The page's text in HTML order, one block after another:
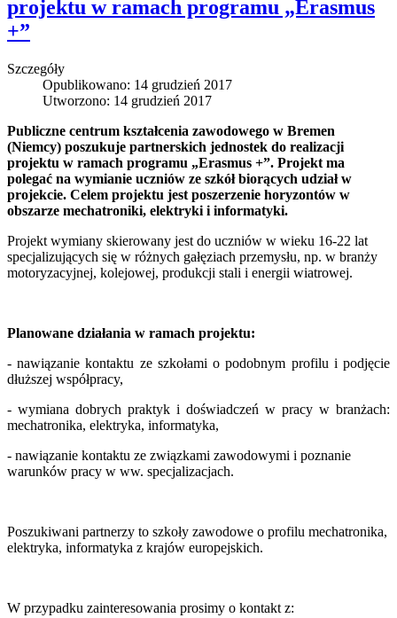
projektu w ramach programu „Erasmus
+”
Szczegóły
Opublikowano: 14 grudzień 2017
Utworzono: 14 grudzień 2017
Publiczne centrum kształcenia zawodowego w Bremen
(Niemcy) poszukuje partnerskich jednostek do realizacji
projektu w ramach programu „Erasmus +”. Projekt ma
polegać na wymianie uczniów ze szkół biorących udział w
projekcie. Celem projektu jest poszerzenie horyzontów w
obszarze mechatroniki, elektryki i informatyki.
Projekt wymiany skierowany jest do uczniów w wieku 16-22 lat
specjalizujących się w różnych gałęziach przemysłu, np. w branży
motoryzacyjnej, kolejowej, produkcji stali i energii wiatrowej.
Planowane działania w ramach projektu:
- nawiązanie kontaktu ze szkołami o podobnym profilu i podjęcie
dłuższej współpracy,
- wymiana dobrych praktyk i doświadczeń w pracy w branżach:
mechatronika, elektryka, informatyka,
- nawiązanie kontaktu ze związkami zawodowymi i poznanie
warunków pracy w ww. specjalizacjach.
Poszukiwani partnerzy to szkoły zawodowe o profilu mechatronika,
elektryka, informatyka z krajów europejskich.
W przypadku zainteresowania prosimy o kontakt z: